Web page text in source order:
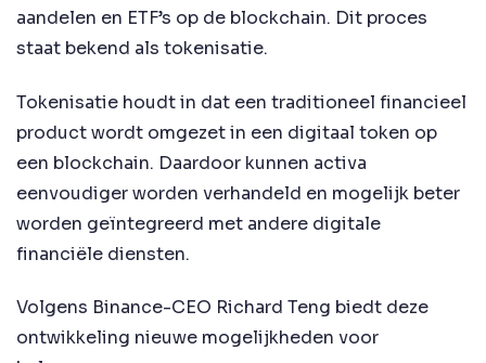
aandelen en ETF’s op de blockchain. Dit proces
staat bekend als tokenisatie.
Tokenisatie houdt in dat een traditioneel financieel
product wordt omgezet in een digitaal token op
een blockchain. Daardoor kunnen activa
eenvoudiger worden verhandeld en mogelijk beter
worden geïntegreerd met andere digitale
financiële diensten.
Volgens Binance-CEO Richard Teng biedt deze
ontwikkeling nieuwe mogelijkheden voor